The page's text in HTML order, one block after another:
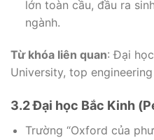
lớn toàn cầu, đầu ra
ngành.
Từ khóa liên quan: Đại
University, top engineering
3.2 Đại học Bắc Kinh
Trường “Oxford của